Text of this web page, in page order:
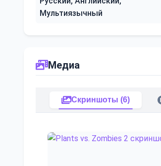
Мультиязычный
Медиа
Скриншоты (6)